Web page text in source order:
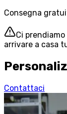
Consegna
Ci
arrivare a casa
Contattaci